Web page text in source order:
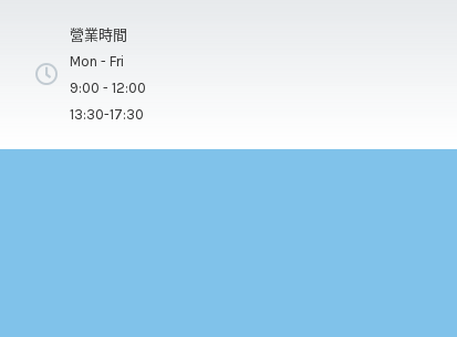
營業時間
Mon - Fri
9:00 - 12:00
13:30-17:30